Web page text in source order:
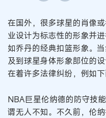
在国外，很多球星的肖像
业设计为标志性的形象并
如乔丹的经典扣篮形象。
及到球星身体形象部位的
在着许多法律纠纷，例如下
NBA巨星伦纳德的防守技
谓无人不知。不久前，伦